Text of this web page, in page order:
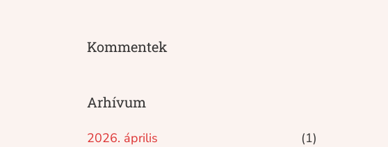
Kommentek
Arhívum
2026. április (1)